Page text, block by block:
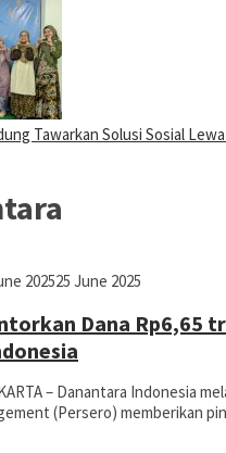
Tawarkan Solusi Sosial
202525 June 2025
Dana Rp6,65
– Danantara Indonesia
(Persero) memberikan